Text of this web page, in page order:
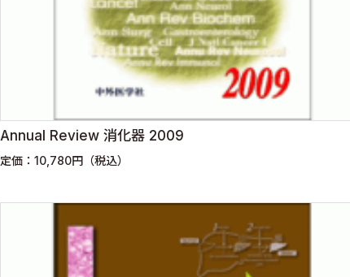
Annual Review 消化器 2009
定価：10,780円（税込）